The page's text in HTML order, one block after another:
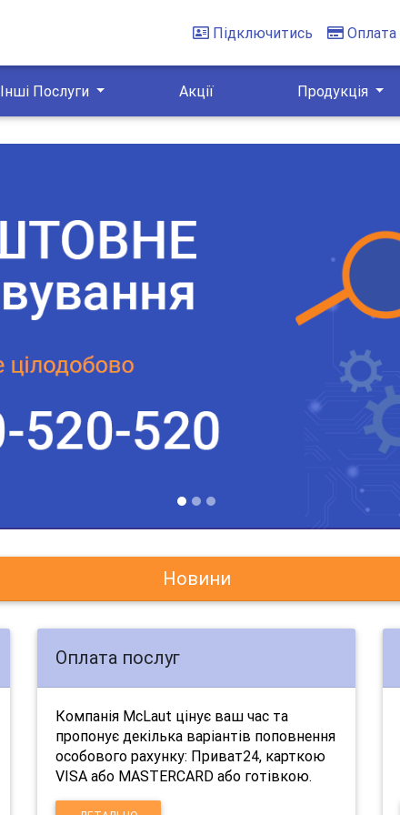
Підключитись Оплата
Інші Послуги Акції Продукція
Новини
Оплата послуг
Компанія McLaut цінує ваш час та
пропонує декілька варіантів поповнення
особового рахунку: Приват24, карткою
VISA або MASTERCARD або готівкою.